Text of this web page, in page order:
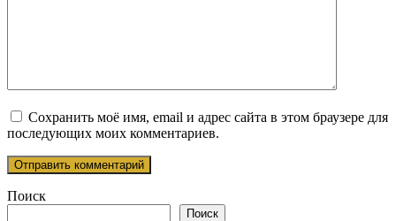
Сохранить моё имя, email и адрес сайта в этом браузере для
последующих моих комментариев.
Поиск
Поиск